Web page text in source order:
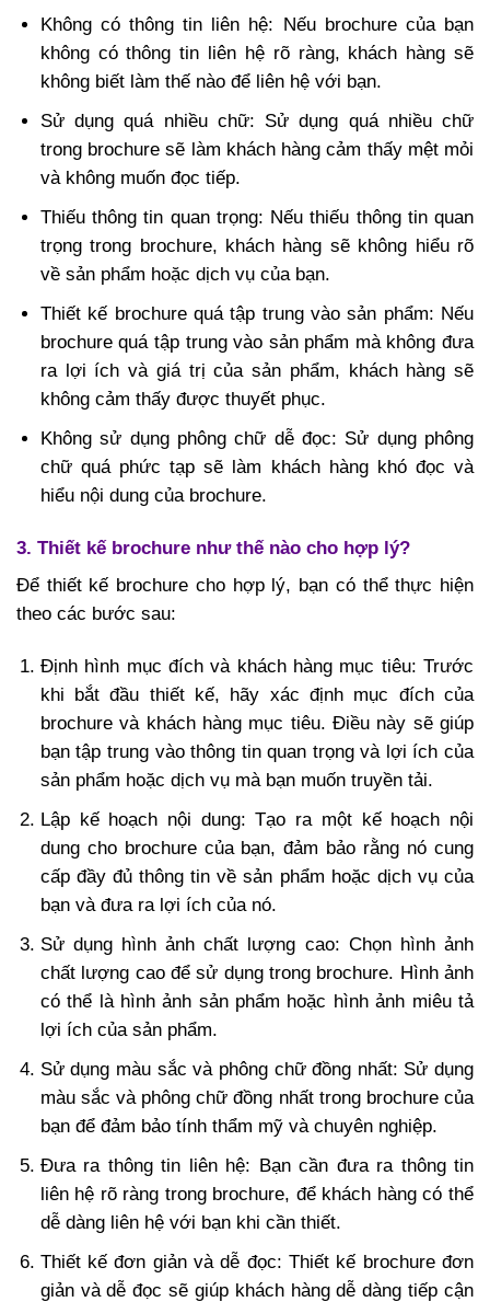
Không có thông tin liên hệ: Nếu brochure của bạn
không có thông tin liên hệ rõ ràng, khách hàng sẽ
không biết làm thế nào để liên hệ với bạn.
Sử dụng quá nhiều chữ: Sử dụng quá nhiều chữ
trong brochure sẽ làm khách hàng cảm thấy mệt mỏi
và không muốn đọc tiếp.
Thiếu thông tin quan trọng: Nếu thiếu thông tin quan
trọng trong brochure, khách hàng sẽ không hiểu rõ
về sản phẩm hoặc dịch vụ của bạn.
Thiết kế brochure quá tập trung vào sản phẩm: Nếu
brochure quá tập trung vào sản phẩm mà không đưa
ra lợi ích và giá trị của sản phẩm, khách hàng sẽ
không cảm thấy được thuyết phục.
Không sử dụng phông chữ dễ đọc: Sử dụng phông
chữ quá phức tạp sẽ làm khách hàng khó đọc và
hiểu nội dung của brochure.
3. Thiết kế brochure như thế nào cho hợp lý?
Để thiết kế brochure cho hợp lý, bạn có thể thực hiện
theo các bước sau:
Định hình mục đích và khách hàng mục tiêu: Trước
khi bắt đầu thiết kế, hãy xác định mục đích của
brochure và khách hàng mục tiêu. Điều này sẽ giúp
bạn tập trung vào thông tin quan trọng và lợi ích của
sản phẩm hoặc dịch vụ mà bạn muốn truyền tải.
Lập kế hoạch nội dung: Tạo ra một kế hoạch nội
dung cho brochure của bạn, đảm bảo rằng nó cung
cấp đầy đủ thông tin về sản phẩm hoặc dịch vụ của
bạn và đưa ra lợi ích của nó.
Sử dụng hình ảnh chất lượng cao: Chọn hình ảnh
chất lượng cao để sử dụng trong brochure. Hình ảnh
có thể là hình ảnh sản phẩm hoặc hình ảnh miêu tả
lợi ích của sản phẩm.
Sử dụng màu sắc và phông chữ đồng nhất: Sử dụng
màu sắc và phông chữ đồng nhất trong brochure của
bạn để đảm bảo tính thẩm mỹ và chuyên nghiệp.
Đưa ra thông tin liên hệ: Bạn cần đưa ra thông tin
liên hệ rõ ràng trong brochure, để khách hàng có thể
dễ dàng liên hệ với bạn khi cần thiết.
Thiết kế đơn giản và dễ đọc: Thiết kế brochure đơn
giản và dễ đọc sẽ giúp khách hàng dễ dàng tiếp cận